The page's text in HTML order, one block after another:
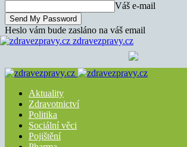
Váš e-mail
Heslo vám bude zasláno na váš email
zdravezpravy.cz
Aktuality
Zdravotnictví
Politika
Sociální věci
Pojištění